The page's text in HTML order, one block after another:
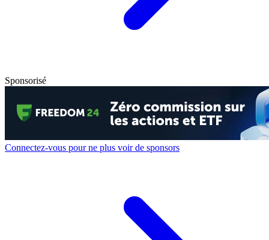
Sponsorisé
Connectez-vous pour ne plus voir de sponsors